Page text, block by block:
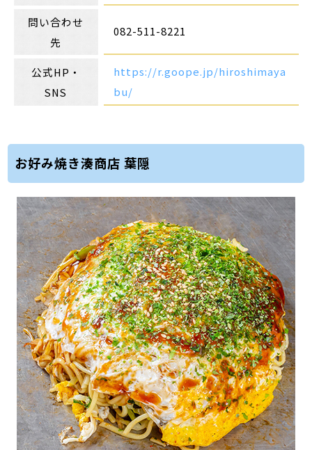
問い合わせ
先
082-511-8221
公式HP・
SNS
https://r.goope.jp/hiroshimaya
bu/
お好み焼き湊商店 葉隠